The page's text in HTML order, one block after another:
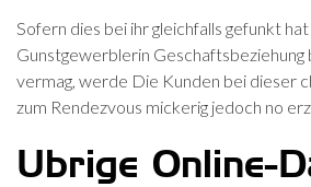
Sofern dies bei ihr gleichfalls gefunkt
Gunstgewerblerin
vermag, werde Die Kunden bei dieser
zum Rendezvous mickerig jedoch no
Ubrige Online-